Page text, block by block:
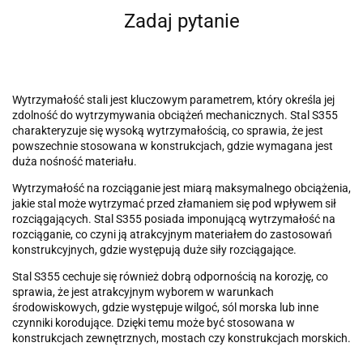
Zadaj pytanie
Wytrzymałość stali jest kluczowym parametrem, który określa jej
zdolność do wytrzymywania obciążeń mechanicznych. Stal S355
charakteryzuje się wysoką wytrzymałością, co sprawia, że jest
powszechnie stosowana w konstrukcjach, gdzie wymagana jest
duża nośność materiału.
Wytrzymałość na rozciąganie jest miarą maksymalnego obciążenia,
jakie stal może wytrzymać przed złamaniem się pod wpływem sił
rozciągających. Stal S355 posiada imponującą wytrzymałość na
rozciąganie, co czyni ją atrakcyjnym materiałem do zastosowań
konstrukcyjnych, gdzie występują duże siły rozciągające.
Stal S355 cechuje się również dobrą odpornością na korozję, co
sprawia, że jest atrakcyjnym wyborem w warunkach
środowiskowych, gdzie występuje wilgoć, sól morska lub inne
czynniki korodujące. Dzięki temu może być stosowana w
konstrukcjach zewnętrznych, mostach czy konstrukcjach morskich.